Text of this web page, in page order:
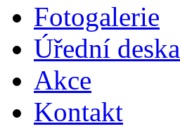
Fotogalerie
Úřední deska
Akce
Kontakt